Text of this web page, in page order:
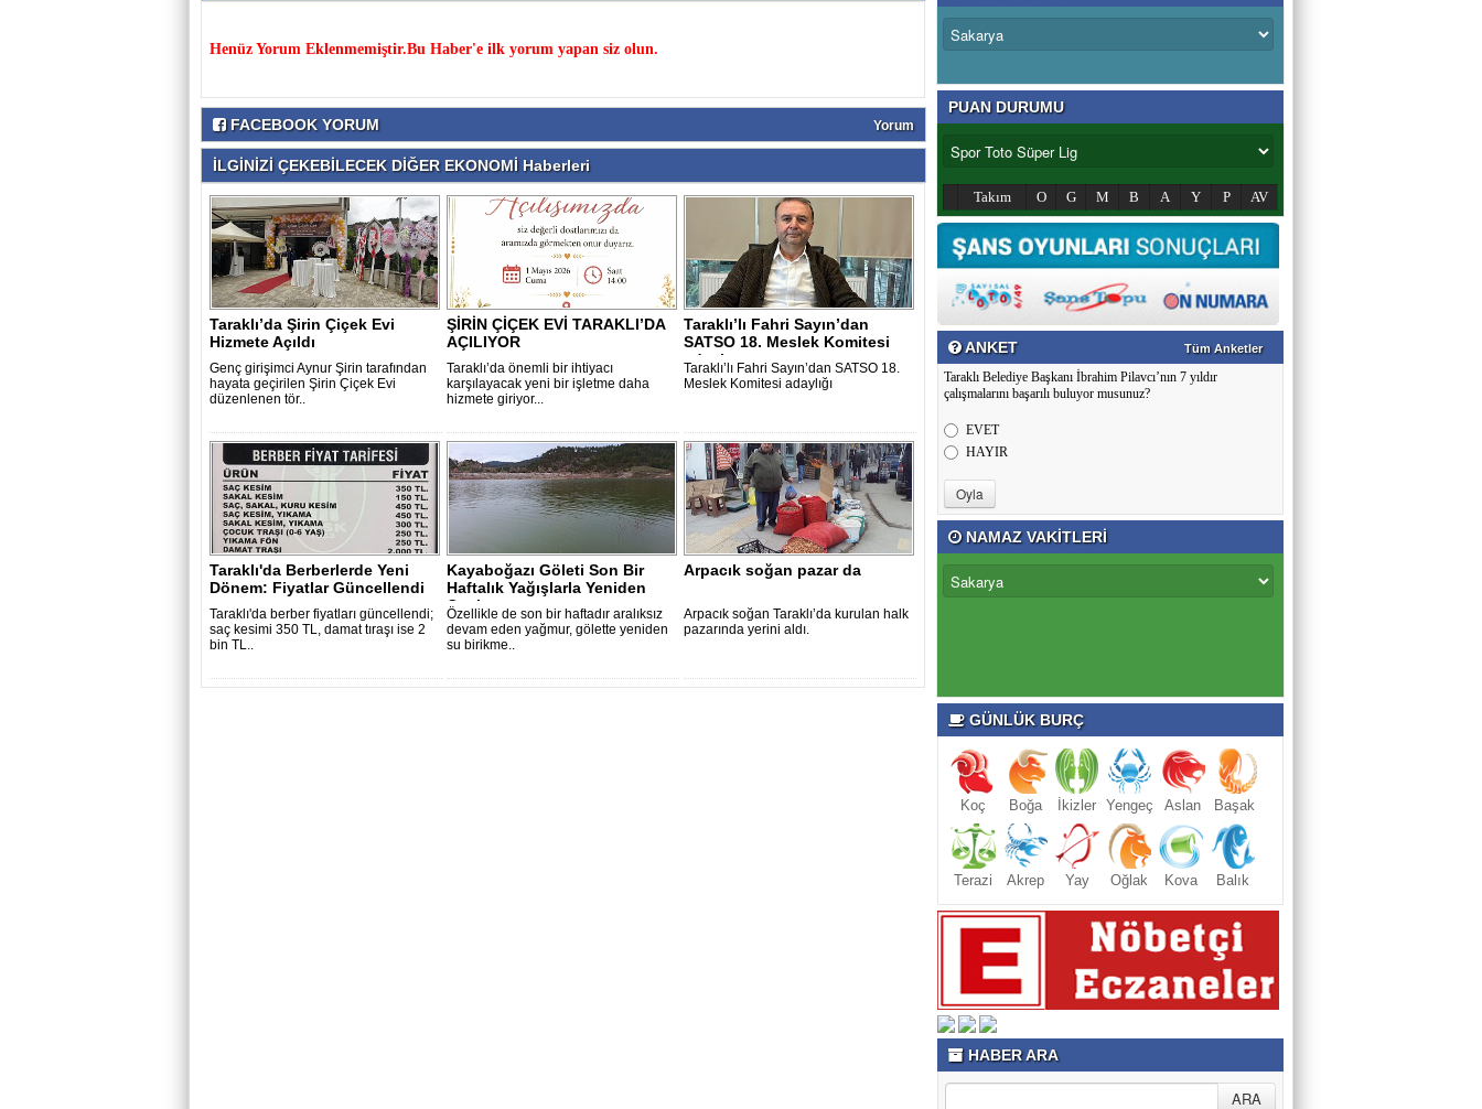
Henüz Yorum Eklenmemiştir.Bu Haber'e ilk yorum yapan siz olun.
FACEBOOK YORUM Yorum
İLGİNİZİ ÇEKEBİLECEK DİĞER EKONOMİ Haberleri
Taraklı’da Şirin Çiçek Evi
Hizmete Açıldı
Genç girişimci Aynur Şirin tarafından
hayata geçirilen Şirin Çiçek Evi
düzenlenen tör..
ŞİRİN ÇİÇEK EVİ TARAKLI’DA
AÇILIYOR
Taraklı’da önemli bir ihtiyacı
karşılayacak yeni bir işletme daha
hizmete giriyor...
Taraklı’lı Fahri Sayın’dan
SATSO 18. Meslek Komitesi
adaylı..
Taraklı’lı Fahri Sayın’dan SATSO 18.
Meslek Komitesi adaylığı
Taraklı'da Berberlerde Yeni
Dönem: Fiyatlar Güncellendi
Taraklı'da berber fiyatları güncellendi;
saç kesimi 350 TL, damat tıraşı ise 2
bin TL..
Kayaboğazı Göleti Son Bir
Haftalık Yağışlarla Yeniden
Canlan..
Özellikle de son bir haftadır aralıksız
devam eden yağmur, gölette yeniden
su birikme..
Arpacık soğan pazar da
Arpacık soğan Taraklı’da kurulan halk
pazarında yerini aldı.
PUAN DURUMU
Takım O G M B A Y P AV
ANKET Tüm Anketler
Taraklı Belediye Başkanı İbrahim Pilavcı’nın 7 yıldır
çalışmalarını başarılı buluyor musunuz?
EVET
HAYIR
NAMAZ VAKİTLERİ
GÜNLÜK BURÇ
Koç Boğa İkizler Yengeç Aslan Başak
Terazi Akrep Yay Oğlak Kova Balık
HABER ARA